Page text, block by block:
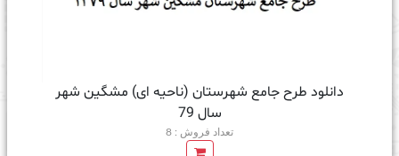
دانلود طرح جامع شهرستان (ناحیه ای) مشگین شهر
سال 79
تعداد فروش : 8